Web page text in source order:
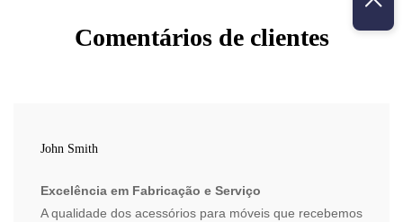
Comentários de clientes
John Smith
Excelência em Fabricação e Serviço
A qualidade dos acessórios para móveis que recebemos